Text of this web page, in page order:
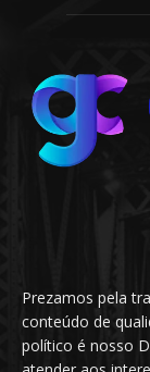
Prezamos pela
conteúdo de
político é nosso